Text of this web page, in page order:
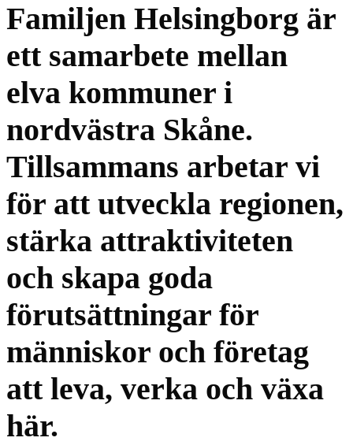
Familjen Helsingborg är
ett samarbete mellan
elva kommuner i
nordvästra Skåne.
Tillsammans arbetar vi
för att utveckla regionen,
stärka attraktiviteten
och skapa goda
förutsättningar för
människor och företag
att leva, verka och växa
här.